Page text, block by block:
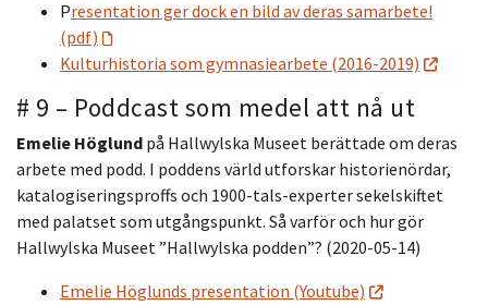
Presentation ger dock en bild av deras samarbete!
(pdf)
Kulturhistoria som gymnasiearbete (2016-2019)
# 9 – Poddcast som medel att nå ut
Emelie Höglund på Hallwylska Museet berättade om deras
arbete med podd. I poddens värld utforskar historienördar,
katalogiseringsproffs och 1900-tals-experter sekelskiftet
med palatset som utgångspunkt. Så varför och hur gör
Hallwylska Museet ”Hallwylska podden”? (2020-05-14)
Emelie Höglunds presentation (Youtube)